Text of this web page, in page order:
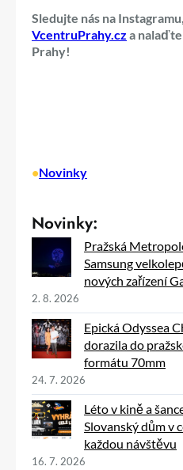
Sledujte nás na
VcentruPrahy.cz a
Prahy!
•Novinky
Novinky:
Pražská
Samsung
nových zařízení
2. 8. 2026
Epická Odyssea
dorazila do
formátu 70mm
24. 7. 2026
Léto v kině a
Slovanský dům v
každou návštěvu
16. 7. 2026